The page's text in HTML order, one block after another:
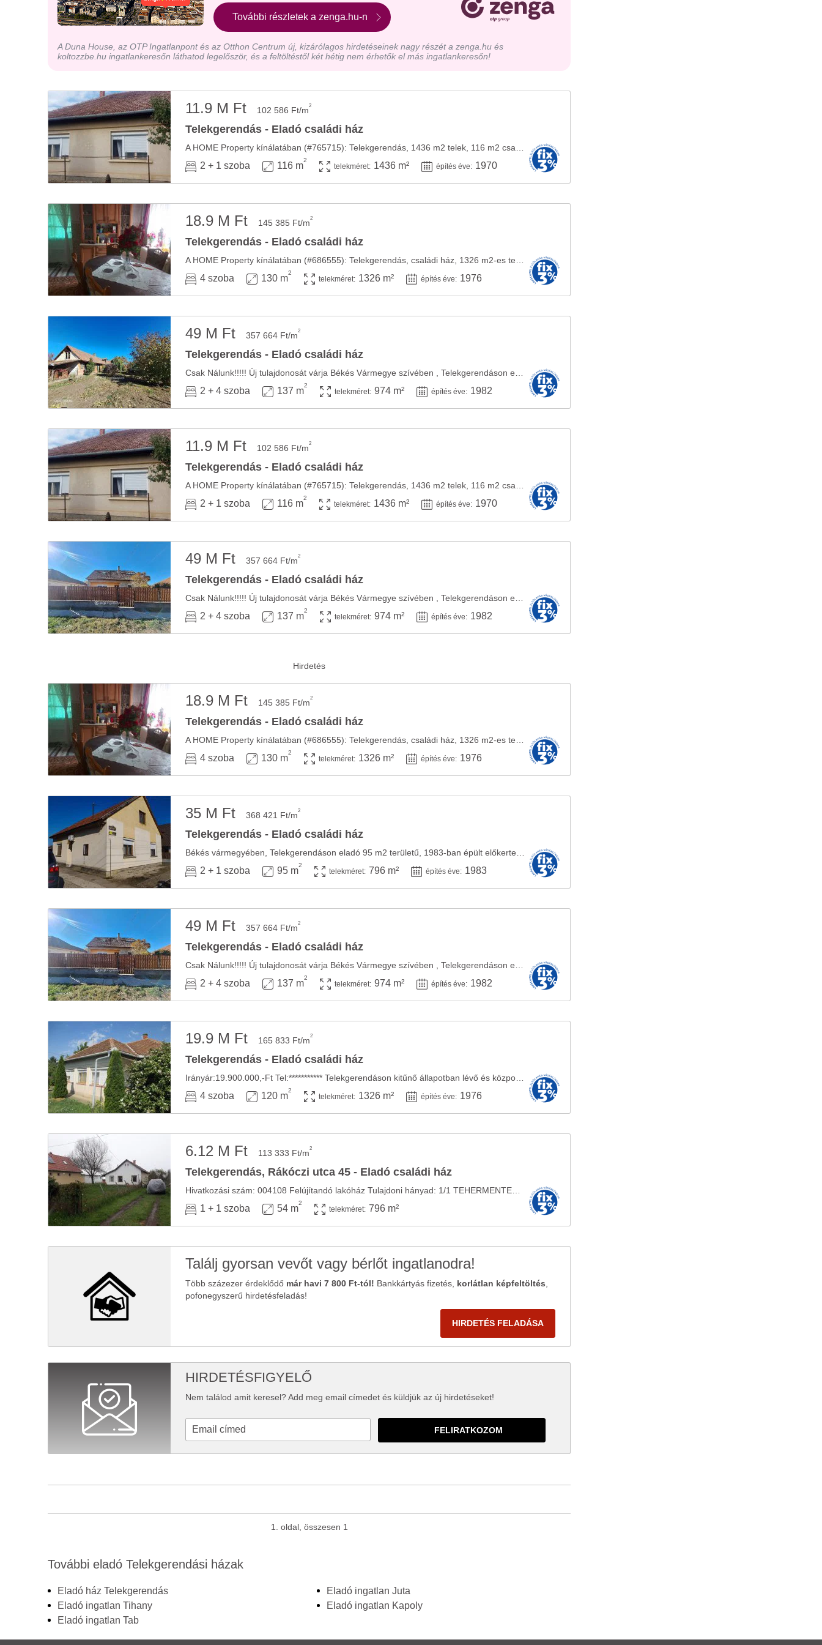
További részletek a zenga.hu-n
A Duna House, az OTP Ingatlanpont és az Otthon Centrum új, kizárólagos hirdetéseinek nagy részét a zenga.hu és
koltozzbe.hu ingatlankeresőn láthatod legelőször, és a feltöltéstől két hétig nem érhetők el más ingatlankeresőn!
11.9 M Ft 102 586 Ft/m2
Telekgerendás - Eladó családi ház
2 + 1 szoba 116 m
2
telekméret: 1436 m² építés éve: 1970
18.9 M Ft 145 385 Ft/m2
Telekgerendás - Eladó családi ház
4 szoba 130 m
2
telekméret: 1326 m² építés éve: 1976
49 M Ft 357 664 Ft/m2
Telekgerendás - Eladó családi ház
2 + 4 szoba 137 m
2
telekméret: 974 m² építés éve: 1982
11.9 M Ft 102 586 Ft/m2
Telekgerendás - Eladó családi ház
2 + 1 szoba 116 m
2
telekméret: 1436 m² építés éve: 1970
49 M Ft 357 664 Ft/m2
Telekgerendás - Eladó családi ház
2 + 4 szoba 137 m
2
telekméret: 974 m² építés éve: 1982
18.9 M Ft 145 385 Ft/m2
Telekgerendás - Eladó családi ház
4 szoba 130 m
2
telekméret: 1326 m² építés éve: 1976
35 M Ft 368 421 Ft/m2
Telekgerendás - Eladó családi ház
2 + 1 szoba 95 m
2
telekméret: 796 m² építés éve: 1983
49 M Ft 357 664 Ft/m2
Telekgerendás - Eladó családi ház
2 + 4 szoba 137 m
2
telekméret: 974 m² építés éve: 1982
19.9 M Ft 165 833 Ft/m2
Telekgerendás - Eladó családi ház
4 szoba 120 m
2
telekméret: 1326 m² építés éve: 1976
6.12 M Ft 113 333 Ft/m2
Telekgerendás, Rákóczi utca 45 - Eladó családi ház
1 + 1 szoba 54 m
2
telekméret: 796 m²
Találj gyorsan vevőt vagy bérlőt ingatlanodra!
Több százezer érdeklődő már havi 7 800 Ft-tól! Bankkártyás fizetés, korlátlan képfeltöltés
pofonegyszerű hirdetésfeladás!
HIRDETÉS FELADÁSA
HIRDETÉSFIGYELŐ
Nem találod amit keresel? Add meg email címedet és küldjük az új hirdetéseket!
1. oldal, összesen 1
További eladó Telekgerendási házak
Eladó ház Telekgerendás
Eladó ingatlan Tihany
Eladó ingatlan Tab
Eladó ingatlan Juta
Eladó ingatlan Kapoly